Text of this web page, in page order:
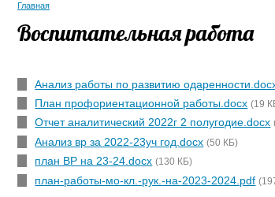
Главная
Воспитательная работа
Анализ работы по развитию
План профориентационной работы.docx (19
Отчет аналитический 2022г 2 полугодие.docx
Анализ вр за 2022-23уч год.docx (50 КБ)
план ВР на 23-24.docx (130 КБ)
план-работы-мо-кл.-рук.-на-2023-2024.pdf